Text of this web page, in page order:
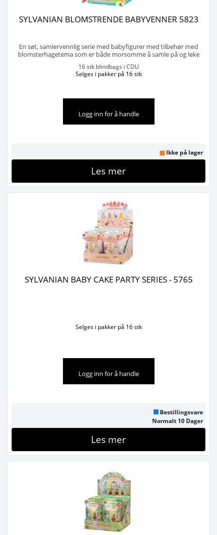
SYLVANIAN BLOMSTRENDE BABYVENNER 5823
En søt, samlervennlig serie med babyfigurer med tilbehør med
blomsterhagetema som er både morsomme å samle på og leke
hvilken du får! Hvert sett inneholder et tilbehør eller kostyme til
babyen. ...
16 stk blindbags i CDU
Selges i pakker på 16 stk
Logg inn for å handle
Ikke på lager
Les mer
SYLVANIAN BABY CAKE PARTY SERIES - 5765
Selges i pakker på 16 stk
Logg inn for å handle
Bestillingsvare
Normalt 10 Dager
Les mer